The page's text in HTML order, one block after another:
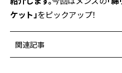
ケット」をピックアップ！
関連記事